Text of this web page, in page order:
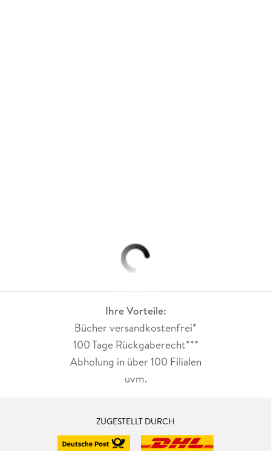
Ihre Vorteile:
Bücher versandkostenfrei*
100 Tage Rückgaberecht***
Abholung in über 100 Filialen
uvm.
ZUGESTELLT DURCH